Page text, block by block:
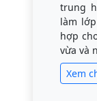
trung
làm
hợp
vừa và
Xem